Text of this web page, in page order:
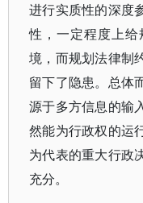
进行实质性的深度
性，一定程度上
境，而规划法律制
留下了隐患。总体
源于多方信息的输
然能为行政权的运
为代表的重大行政
充分。